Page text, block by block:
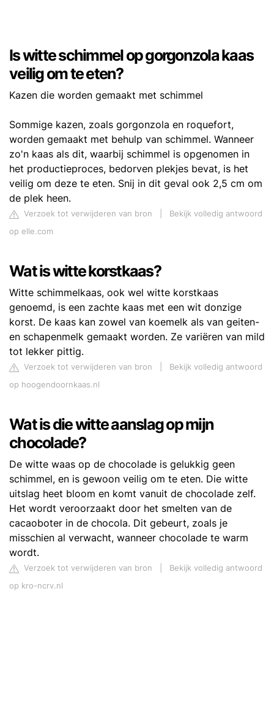
Is witte schimmel op gorgonzola kaas
veilig om te eten?
Kazen die worden gemaakt met schimmel
Sommige kazen, zoals gorgonzola en roquefort,
worden gemaakt met behulp van schimmel. Wanneer
zo'n kaas als dit, waarbij schimmel is opgenomen in
het productieproces, bedorven plekjes bevat, is het
veilig om deze te eten. Snij in dit geval ook 2,5 cm om
de plek heen.
Verzoek tot verwijderen van bron
Bekijk volledig antwoord
op elle.com
Wat is witte korstkaas?
Witte schimmelkaas, ook wel witte korstkaas
genoemd, is een zachte kaas met een wit donzige
korst. De kaas kan zowel van koemelk als van geiten-
en schapenmelk gemaakt worden. Ze variëren van mild
tot lekker pittig.
Verzoek tot verwijderen van bron
Bekijk volledig antwoord
op hoogendoornkaas.nl
Wat is die witte aanslag op mijn
chocolade?
De witte waas op de chocolade is gelukkig geen
schimmel, en is gewoon veilig om te eten. Die witte
uitslag heet bloom en komt vanuit de chocolade zelf.
Het wordt veroorzaakt door het smelten van de
cacaoboter in de chocola. Dit gebeurt, zoals je
misschien al verwacht, wanneer chocolade te warm
wordt.
Verzoek tot verwijderen van bron
Bekijk volledig antwoord
op kro-ncrv.nl